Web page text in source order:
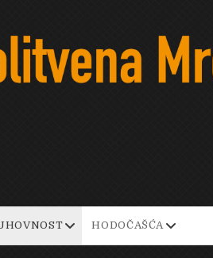
open
menu
HODOČAŠĆA open
menu